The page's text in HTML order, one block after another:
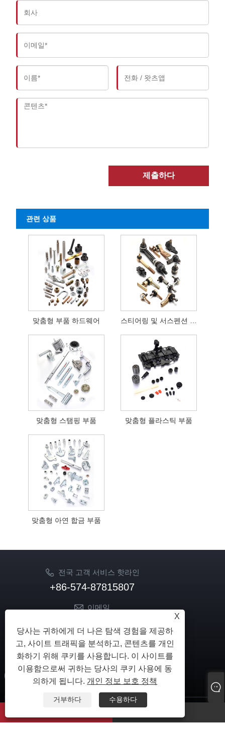
제출하다
관련 상품
맞춤형 부품 하드웨어 스티어링 및 서스펜션 볼 조인트
맞춤형 스탬핑 부품 맞춤형 플라스틱 부품
맞춤형 아연 합금 부품
전국 고객 서비스 핫라인
+86-574-87815807
이메일
market@hkdongzhou.com
팔로우
저작권 © 2024 닝보 동저우 전송 유한 회사 판권 소유.
Links
| Sitemap | RSS | XML | 개인 정보 보호 정책
X
당사는 귀하에게 더 나은 탐색 경험을 제공하
고, 사이트 트래픽을 분석하고, 콘텐츠를 개인
화하기 위해 쿠키를 사용합니다. 이 사이트를
이용함으로써 귀하는 당사의 쿠키 사용에 동
의하게 됩니다. 개인 정보 보호 정책
거부하다 수용하다